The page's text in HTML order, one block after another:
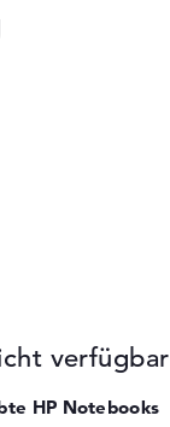
verfügbar
HP Notebooks